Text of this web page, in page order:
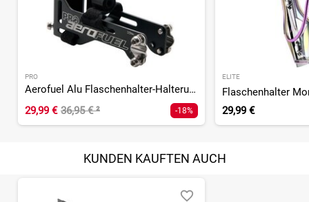
PRO
Aerofuel Alu Flaschenhalter-Halterung für Sattelgestell
29,99 € 36,95 €² -18%
ELITE
Flaschenhalter
29,99 €
KUNDEN KAUFTEN AUCH